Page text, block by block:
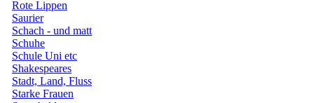
Rote Lippen
Saurier
Schach - und matt
Schuhe
Schule Uni etc
Shakespeares
Stadt, Land, Fluss
Starke Frauen